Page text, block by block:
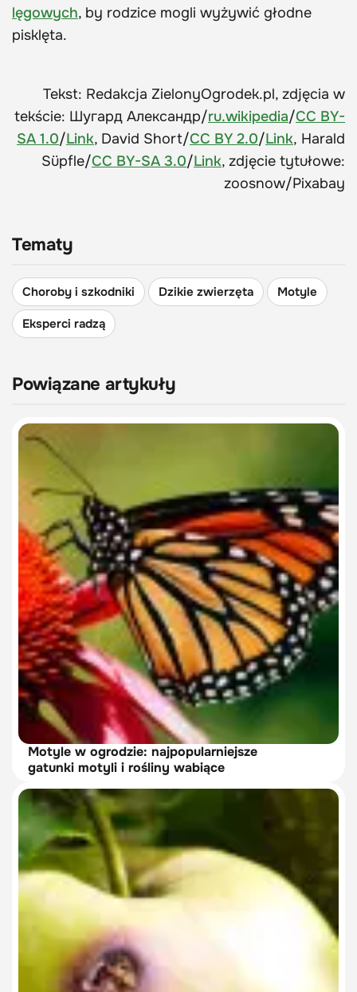
lęgowych, by rodzice mogli wyżywić głodne
pisklęta.
Tekst: Redakcja ZielonyOgrodek.pl, zdjęcia w
tekście: Шугард Александр/ru.wikipedia/CC BY-
SA 1.0/Link, David Short/CC BY 2.0/Link, Harald
Süpfle/CC BY-SA 3.0/Link, zdjęcie tytułowe:
zoosnow/Pixabay
Tematy
Choroby i szkodniki Dzikie zwierzęta
Motyle
Eksperci radzą
Powiązane artykuły
Motyle w ogrodzie: najpopularniejsze
gatunki motyli i rośliny wabiące